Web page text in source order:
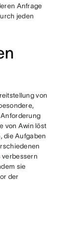
Anfrage
jeden
von
von Awin löst
die Aufgaben
verbessern
sie
der